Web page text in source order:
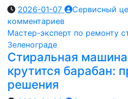
2026-01-07 Сервисный
комментариев
Мастер-эксперт по ремонту
Зеленограде
Стиральная
крутится барабан:
решения